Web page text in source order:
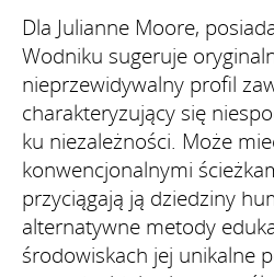
Dla Julianne Moore,
Wodniku sugeruje
nieprzewidywalny profil
charakteryzujący się
ku niezależności. Może
konwencjonalnymi
przyciągają ją dziedziny
alternatywne metody
środowiskach jej unikalne